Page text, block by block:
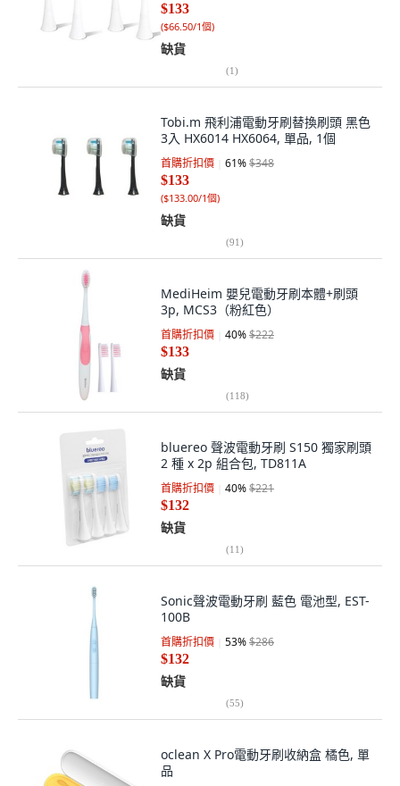
$133
($66.50/1個)
缺貨
(1)
Tobi.m 飛利浦電動牙刷替換刷頭 黑色
3入 HX6014 HX6064, 單品, 1個
首購折扣價 61%$348
$133
($133.00/1個)
缺貨
(91)
MediHeim 嬰兒電動牙刷本體+刷頭
3p, MCS3（粉紅色）
首購折扣價 40%$222
$133
缺貨
(118)
bluereo 聲波電動牙刷 S150 獨家刷頭
2 種 x 2p 組合包, TD811A
首購折扣價 40%$221
$132
缺貨
(11)
Sonic聲波電動牙刷 藍色 電池型, EST-
100B
首購折扣價 53%$286
$132
缺貨
(55)
oclean X Pro電動牙刷收納盒 橘色, 單
品